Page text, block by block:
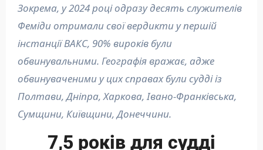
Зокрема, у 2024 році одразу десять служителів
Феміди отримали свої вердикти у першій
інстанції ВАКС, 90% вироків були
обвинувальними. Географія вражає, адже
обвинуваченими у цих справах були судді із
Полтави, Дніпра, Харкова, Івано-Франківська,
Сумщини, Київщини, Донеччини.
7,5 років для судді